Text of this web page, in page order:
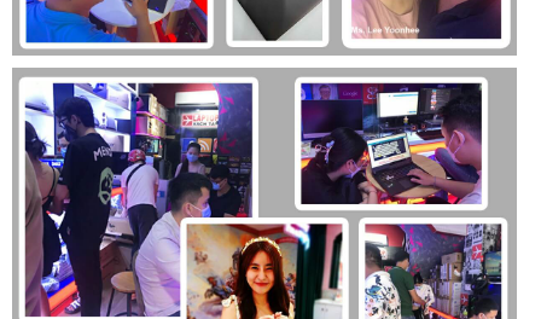
khoảng 4-6 giờ sử dụng liên tục cho các tác vụ văn phòng
và duyệt web, đủ cho một buổi học hoặc làm việc.
Ưu Điểm Nổi Bật Của Laptop Dell Latitude 3420
Giá cả phải chăng: Đây là một trong những yếu tố quan
trọng nhất, Laptop Dell Latitude 3420 mang đến một lựa
chọn kinh tế cho học sinh, sinh viên và người dùng có ngân
sách hạn chế.
Thiết kế bền bỉ:Chất liệu và thiết kế của dòng Latitude vốn
nổi tiếng về độ bền, giúp người dùng yên tâm trong quá trình